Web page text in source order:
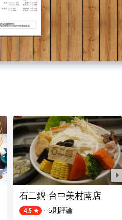
石二鍋 台中美村南店
4.5 · 5則評論